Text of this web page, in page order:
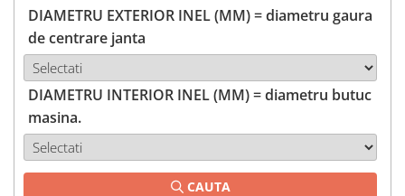
DIAMETRU EXTERIOR INEL (MM) = diametru gaura
de centrare janta
DIAMETRU INTERIOR INEL (MM) = diametru butuc
masina.
CAUTA